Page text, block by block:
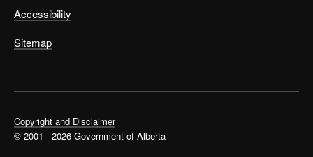
Accessibility
Sitemap
Copyright and Disclaimer
© 2001 - 2026 Government of Alberta